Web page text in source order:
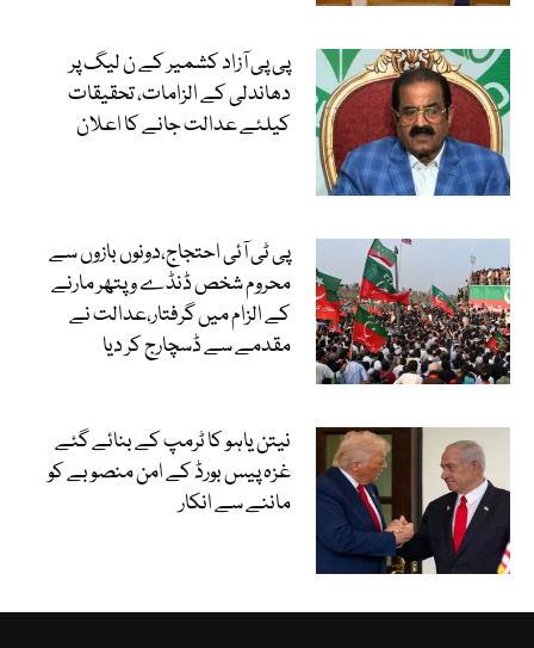
پی پی آزاد کشمیر کے ن لیگ پر
دھاندلی کے الزامات، تحقیقات
کیلئے عدالت جانے کا اعلان
پی ٹی آئی احتجاج،دونوں بازوں سے
محروم شخص ڈنڈے و پتھر مارنے
کے الزام میں گرفتار،عدالت نے
مقدمے سے ڈسچارج کر دیا
نیتن یاہو کا ٹرمپ کے بنائے گئے
غزہ پیس بورڈ کے امن منصوبے کو
ماننے سے انکار